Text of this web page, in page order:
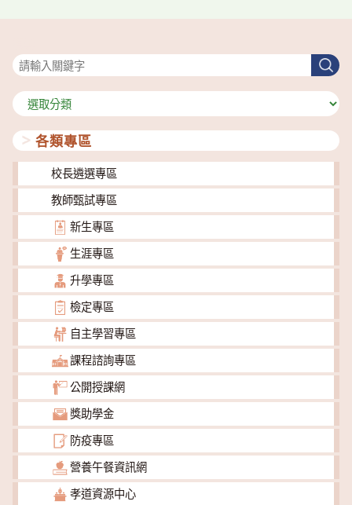
搜
尋
分
類
各類專區
校長遴選專區
教師甄試專區
新生專區
生涯專區
升學專區
檢定專區
自主學習專區
課程諮詢專區
公開授課網
獎助學金
防疫專區
營養午餐資訊網
孝道資源中心